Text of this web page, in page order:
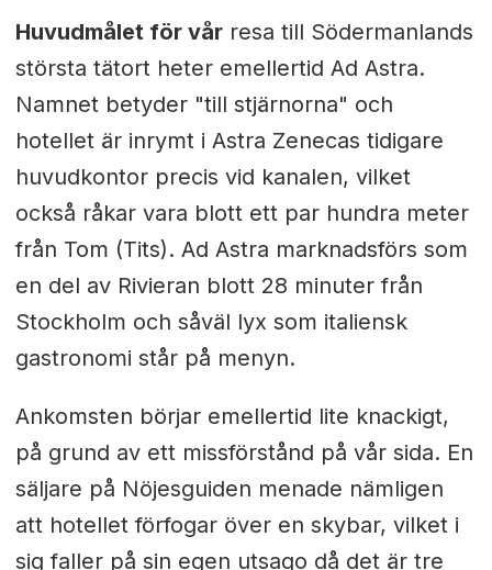
Huvudmålet för vårresa till Södermanlands
största tätort heter emellertid Ad Astra.
Namnet betyder "till stjärnorna" och
hotellet är inrymt i Astra Zenecas tidigare
huvudkontor precis vid kanalen, vilket
också råkar vara blott ett par hundra meter
från Tom (Tits). Ad Astra marknadsförs som
en del av Rivieran blott 28 minuter från
Stockholm och såväl lyx som italiensk
gastronomi står på menyn.
Ankomsten börjar emellertid lite knackigt,
på grund av ett missförstånd på vår sida. En
säljare på Nöjesguiden menade nämligen
att hotellet förfogar över en skybar, vilket i
sig faller på sin egen utsago då det är tre